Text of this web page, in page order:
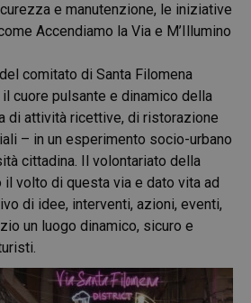
e manutenzione, le iniziative
Accendiamo la Via e M’Illumino
comitato di Santa Filomena
cuore pulsante e dinamico della
di attività ricettive, di ristorazione
– in un esperimento socio-urbano
cittadina. Il volontariato della
il volto di questa via e dato vita ad
di idee, interventi, azioni, eventi,
un luogo dinamico, sicuro e